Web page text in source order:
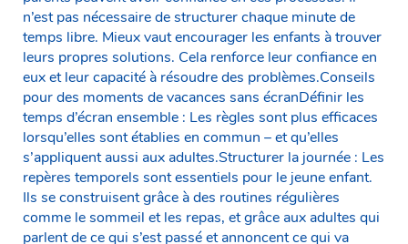
n’est pas nécessaire de structurer chaque minute de
temps libre. Mieux vaut encourager les enfants à trouver
leurs propres solutions. Cela renforce leur confiance en
eux et leur capacité à résoudre des problèmes.Conseils
pour des moments de vacances sans écranDéfinir les
temps d’écran ensemble : Les règles sont plus efficaces
lorsqu’elles sont établies en commun – et qu’elles
s’appliquent aussi aux adultes.Structurer la journée : Les
repères temporels sont essentiels pour le jeune enfant.
Ils se construisent grâce à des routines régulières
comme le sommeil et les repas, et grâce aux adultes qui
parlent de ce qui s’est passé et annoncent ce qui va